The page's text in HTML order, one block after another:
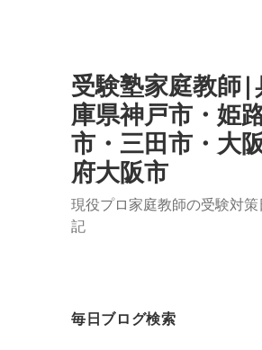
受験塾家庭教師|
庫県神戸市・姫
市・三田市・大
府大阪市
現役プロ家庭教師の受験対策
記
毎日ブログ検索